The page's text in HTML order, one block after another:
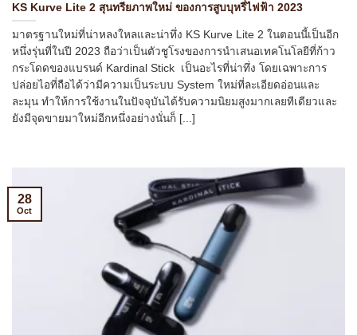
KS Kurve Lite 2 สุนทรียภาพใหม่ ของการสูบบุหรี่ไฟฟ้า 2023
มาตรฐานใหม่ที่น่าหลงใหลและน่าทึ่ง KS Kurve Lite 2 ในตอนนี้เป็นอีก
หนึ่งรุ่นที่ในปี 2023 ถือว่าเป็นตัวชูโรงของการนำเสนอเทคโนโลยีที่ก้าว
กระโดดของแบรนด์ Kardinal Stick เป็นอะไรที่น่าทึ่ง โดยเฉพาะการ
ปล่อยไอที่ถือได้ว่ามีความเป็นระบบ System ใหม่ที่ละเอียดอ่อนและ
ละมุน ทำให้การใช้งานในปัจจุบันได้รับความนิยมสูงมากเลยทีเดียวและ
ยังมีจุดขายมาใหม่อีกหนึ่งอย่างนั่นก็ [...]
28
Oct